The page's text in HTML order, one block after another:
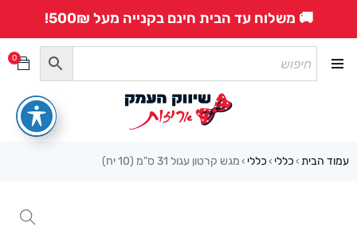
🚚 משלוח עד הבית חינם בקנייה מעל 500₪!
0
עמוד הבית › כללי › כללי › מגש קרטון עגול 31 ס”מ (10 יח)